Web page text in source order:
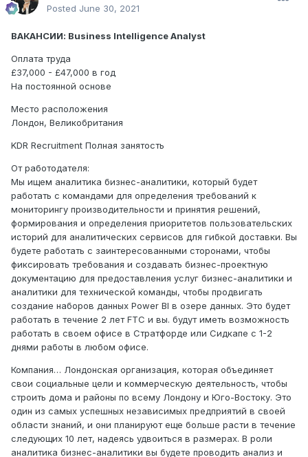
Posted June 30, 2021
ВАКАНСИИ: Business Intelligence Analyst
Оплата труда
£37,000 - £47,000 в год
На постоянной основе
Место расположения
Лондон, Великобритания
KDR Recruitment Полная занятость
От работодателя:
Мы ищем аналитика бизнес-аналитики, который будет
работать с командами для определения требований к
мониторингу производительности и принятия решений,
формирования и определения приоритетов пользовательских
историй для аналитических сервисов для гибкой доставки. Вы
будете работать с заинтересованными сторонами, чтобы
фиксировать требования и создавать бизнес-проектную
документацию для предоставления услуг бизнес-аналитики и
аналитики для технической команды, чтобы продвигать
создание наборов данных Power BI в озере данных. Это будет
работать в течение 2 лет FTC и вы. будут иметь возможность
работать в своем офисе в Стратфорде или Сидкапе с 1-2
днями работы в любом офисе.
Компания… Лондонская организация, которая объединяет
свои социальные цели и коммерческую деятельность, чтобы
строить дома и районы по всему Лондону и Юго-Востоку. Это
один из самых успешных независимых предприятий в своей
области знаний, и они планируют еще больше расти в течение
следующих 10 лет, надеясь удвоиться в размерах. В роли
аналитика бизнес-аналитики вы будете проводить анализ и